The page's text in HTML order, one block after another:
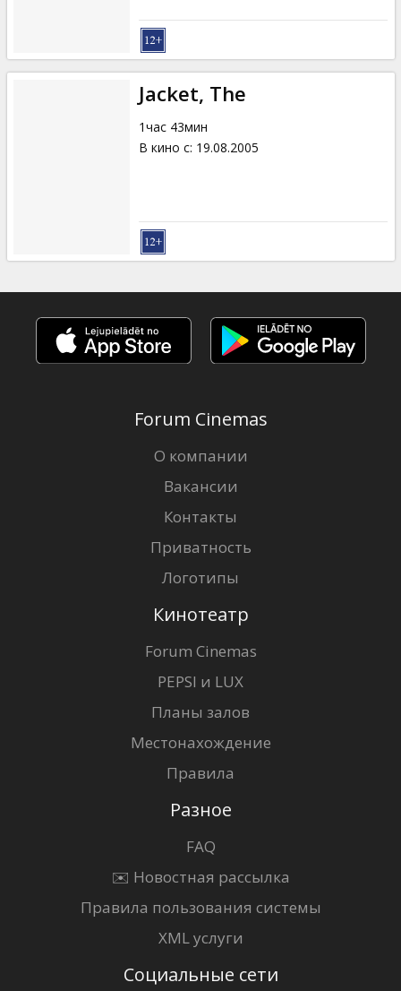
Jacket, The
1час 43мин
В кино с: 19.08.2005
Forum Cinemas
О компании
Вакансии
Контакты
Приватность
Логотипы
Кинотеатр
Forum Cinemas
PEPSI и LUX
Планы залов
Местонахождение
Правила
Разное
FAQ
✉️ Новостная рассылка
Правила пользования системы
XML услуги
Социальные сети